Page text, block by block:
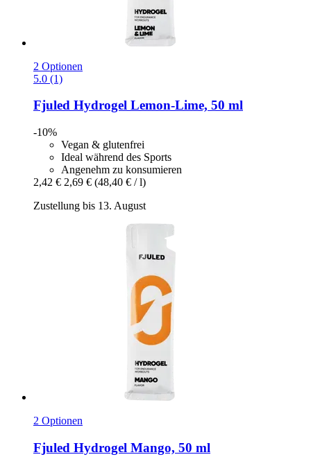
2 Optionen
5.0 (1)
Fjuled Hydrogel Lemon-​Lime, 50 ml
-10%
Vegan & glutenfrei
Ideal während des Sports
Angenehm zu konsumieren
2,42 € 2,69 € (48,40 € / l)
Zustellung bis 13. August
2 Optionen
Fjuled Hydrogel Mango, 50 ml